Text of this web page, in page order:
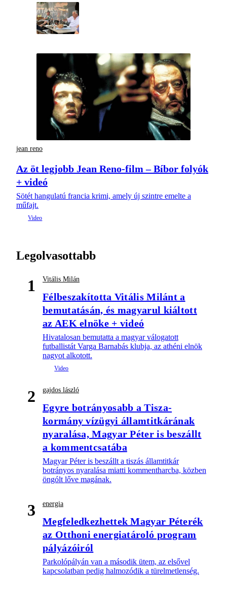
jean reno
Az öt legjobb Jean Reno-film – Bíbor folyók
+ videó
Sötét hangulatú francia krimi, amely új szintre emelte a
műfajt.
Legolvasottabb
1 Vitális Milán
Félbeszakította Vitális Milánt a
bemutatásán, és magyarul kiáltott
az AEK elnöke + videó
Hivatalosan bemutatta a magyar válogatott
futballistát Varga Barnabás klubja, az athéni elnök
nagyot alkotott.
2 gajdos lászló
Egyre botrányosabb a Tisza-
kormány vízügyi államtitkárának
nyaralása, Magyar Péter is beszállt
a kommentcsatába
Magyar Péter is beszállt a tiszás államtitkár
botrányos nyaralása miatti kommentharcba, közben
öngólt lőve magának.
3 energia
Megfeledkezhettek Magyar Péterék
az Otthoni energiatároló program
pályázóiról
Parkolópályán van a második ütem, az elsővel
kapcsolatban pedig halmozódik a türelmetlenség.